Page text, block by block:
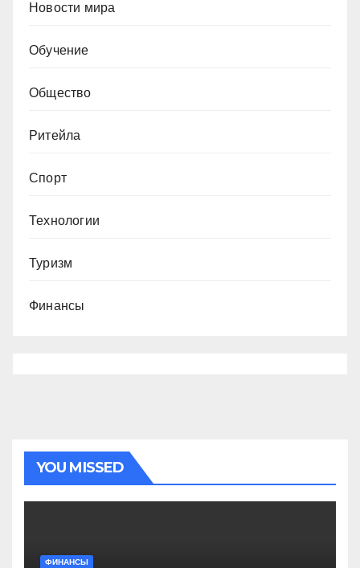
Новости мира
Обучение
Общество
Ритейла
Спорт
Технологии
Туризм
Финансы
YOU MISSED
ФИНАНСЫ